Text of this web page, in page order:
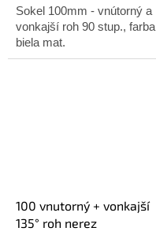
Sokel 100mm - vnútorný a
vonkajší roh 90 stup., farba
biela mat.
100 vnutorný + vonkajší
135° roh nerez